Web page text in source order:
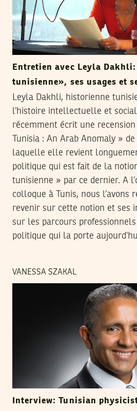
Entretien avec Leyla Dakhli:
tunisienne», ses usages et
Leyla Dakhli, historienne
l’histoire intellectuelle et
récemment écrit une recension
Tunisia : An Arab Anomaly »
laquelle elle revient
politique qui est fait de la
tunisienne » par ce dernier. A
colloque à Tunis, nous l’avons
revenir sur cette notion et ses
sur les parcours
politique qui la porte
VANESSA SZAKAL
Interview: Tunisian